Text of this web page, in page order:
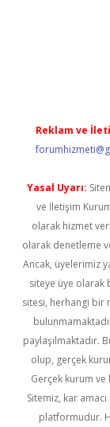
Reklam ve
Yasal Uyarı:
ve İletişim
olarak hizmet
olarak denetleme
Ancak, üyelerimiz
siteye üye olarak
sitesi, herhangi bir
paylaşılmaktadır.
olup, gerçek
Gerçek kurum
Sitemiz, kar
platformudur.